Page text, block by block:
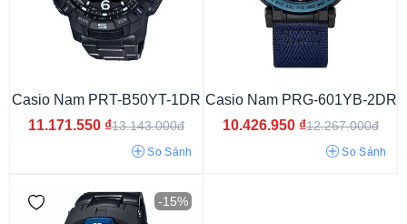
Vỏ màu trắng
Vỏ màu đen
Casio Nam PRT-B50YT-1DR
11.171.550 ₫13.143.000đ
So Sánh
Casio Nam PRG-601YB-2DR
10.426.950 ₫12.267.000đ
So Sánh
-15%